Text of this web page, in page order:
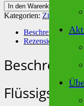
In den Warenkorb
Kategorien:
Beschreibung
Rezensionen (0)